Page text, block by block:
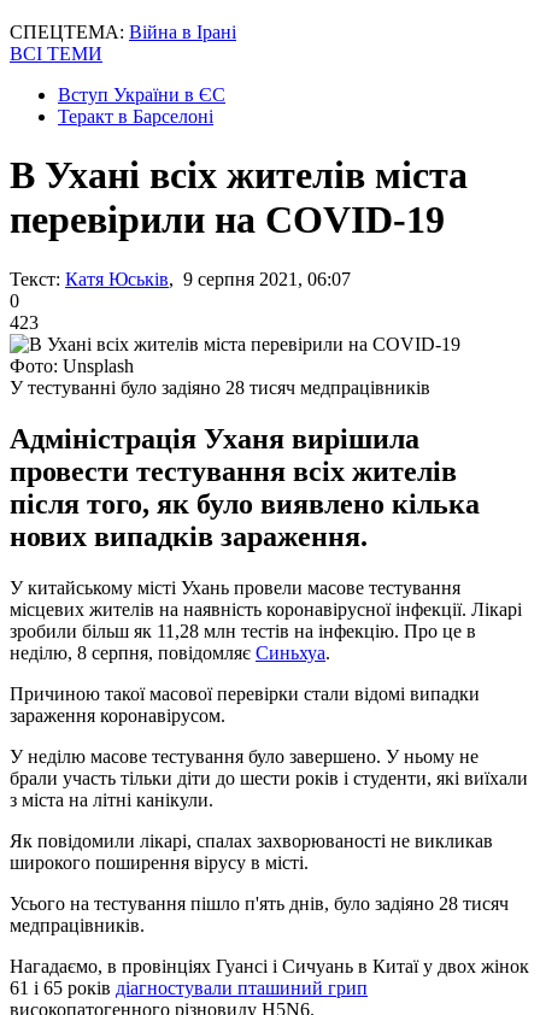
СПЕЦТЕМА: Війна в Ірані
ВСІ ТЕМИ
Вступ України в ЄС
Теракт в Барселоні
В Ухані всіх жителів міста
перевірили на COVID-19
Текст: Катя Юськів, 9 серпня 2021, 06:07
0
423
Фото: Unsplash
У тестуванні було задіяно 28 тисяч медпрацівників
Адміністрація Уханя вирішила
провести тестування всіх жителів
після того, як було виявлено кілька
нових випадків зараження.
У китайському місті Ухань провели масове тестування
місцевих жителів на наявність коронавірусної інфекції. Лікарі
зробили більш як 11,28 млн тестів на інфекцію. Про це в
неділю, 8 серпня, повідомляє Синьхуа.
Причиною такої масової перевірки стали відомі випадки
зараження коронавірусом.
У неділю масове тестування було завершено. У ньому не
брали участь тільки діти до шести років і студенти, які виїхали
з міста на літні канікули.
Як повідомили лікарі, спалах захворюваності не викликав
широкого поширення вірусу в місті.
Усього на тестування пішло п'ять днів, було задіяно 28 тисяч
медпрацівників.
Нагадаємо, в провінціях Гуансі і Сичуань в Китаї у двох жінок
61 і 65 років діагностували пташиний грип
високопатогенного різновиду H5N6.